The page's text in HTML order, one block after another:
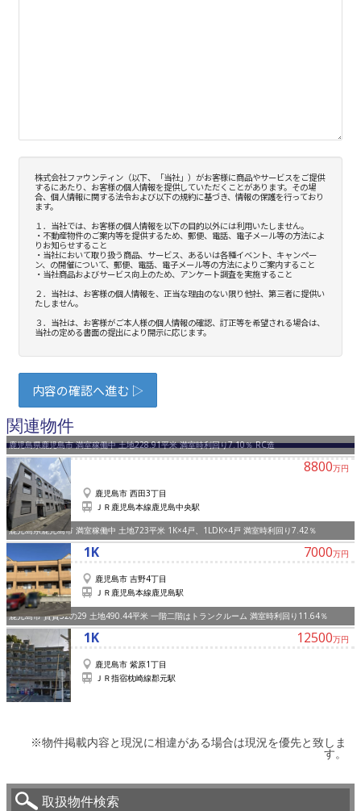
関連物件
鹿児島県鹿児島市 満室稼働中 土地228.91平米 満室時利回り7.10％ RC造
8800万円
鹿児島市 ⻄田3丁目
ＪＲ鹿児島本線鹿児島中央駅
鹿児島県鹿児島市 満室稼働中 土地723平米 1K×4戸、1LDK×4戸 満室時利回り7.42％
7000万円
1K
鹿児島市 吉野4丁目
ＪＲ鹿児島本線鹿児島駅
鹿児島市 賃貸32の29 土地490.44平米 一階二階はトランクルーム 満室時利回り11.64％
12500万円
1K
鹿児島市 紫原1丁目
ＪＲ指宿枕崎線郡元駅
※物件掲載内容と現況に相違がある場合は現況を優先と致しま
す。
取扱物件検索